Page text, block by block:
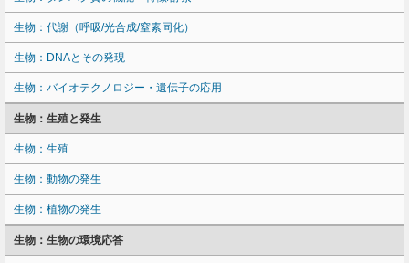
生物：代謝（呼吸/光合成/窒素同化）
生物：DNAとその発現
生物：バイオテクノロジー・遺伝子の応用
生物：生殖と発生
生物：生殖
生物：動物の発生
生物：植物の発生
生物：生物の環境応答